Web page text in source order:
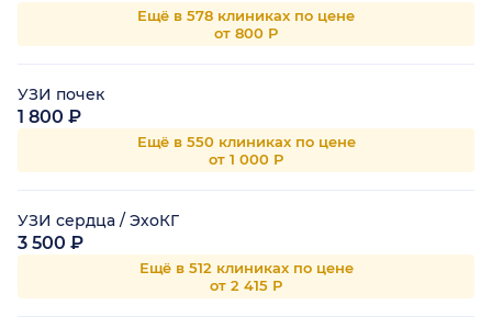
Ещё в 578 клиниках по цене
от 800 Р
УЗИ почек
1 800 ₽
Ещё в 550 клиниках по цене
от 1 000 Р
УЗИ сердца / ЭхоКГ
3 500 ₽
Ещё в 512 клиниках по цене
от 2 415 Р